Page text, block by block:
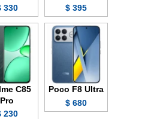
395 $
330 $
Poco F8 Ultra
680 $
C85
Pro
230 $